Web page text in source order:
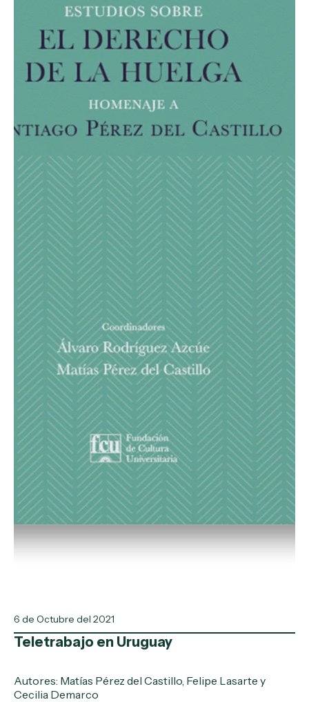
6 de Octubre del 2021
Teletrabajo en Uruguay
Autores: Matías Pérez del Castillo, Felipe Lasarte y
Cecilia Demarco